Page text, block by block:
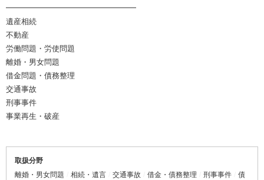
━━━━━━━━━━━━━━━━━
遺産相続
不動産
労働問題・労使問題
離婚・男女問題
借金問題・債務整理
交通事故
刑事事件
事業再生・破産
取扱分野
離婚・男女問題
相続・遺言 交通事故 借金・債務整理 刑事事件
債